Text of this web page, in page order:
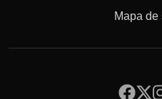
Mapa